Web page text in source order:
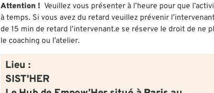
Attention ! Veuillez vous présenter à l’heure pour que
à temps. Si vous avez du retard veuillez prévenir
de 15 min de retard l’intervenant.e se réserve le droit de ne
le coaching ou l’atelier.
Lieu :
SIST'HER